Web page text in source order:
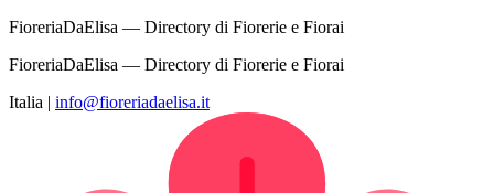
FioreriaDaElisa — Directory di Fiorerie e Fiorai
FioreriaDaElisa — Directory di Fiorerie e Fiorai
Italia | info@fioreriadaelisa.it